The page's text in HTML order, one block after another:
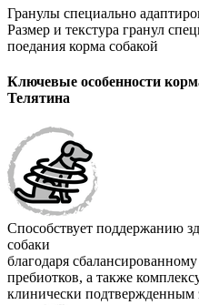
Гранулы специально
Размер и текстура гранул
поедания корма собакой
Ключевые особенности
Телятина
Способствует поддержанию
собаки
благодаря
пребиотков, а также
клинически подтвержденным